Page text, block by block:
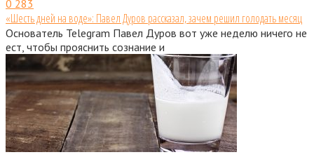
0 283
«Шесть дней на воде»: Павел Дуров рассказал, зачем решил голодать месяц
Основатель Telegram Павел Дуров вот уже неделю ничего не
ест, чтобы прояснить сознание и